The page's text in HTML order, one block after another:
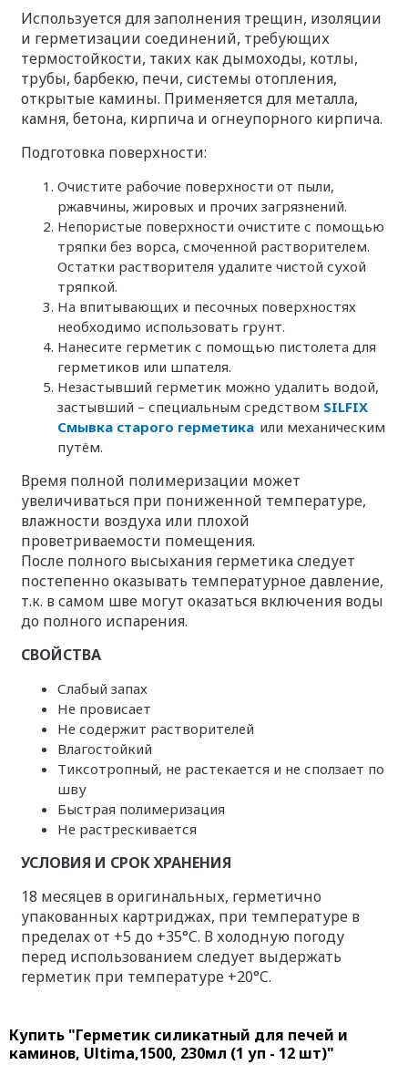
Используется для заполнения трещин, изоляции
и герметизации соединений, требующих
термостойкости, таких как дымоходы, котлы,
трубы, барбекю, печи, системы отопления,
открытые камины. Применяется для металла,
камня, бетона, кирпича и огнеупорного кирпича.
Подготовка поверхности:
Очистите рабочие поверхности от пыли,
ржавчины, жировых и прочих загрязнений.
Непористые поверхности очистите с помощью
тряпки без ворса, смоченной растворителем.
Остатки растворителя удалите чистой сухой
тряпкой.
На впитывающих и песочных поверхностях
необходимо использовать грунт.
Нанесите герметик с помощью пистолета для
герметиков или шпателя.
Незастывший герметик можно удалить водой,
застывший – специальным средством SILFIX
Смывка старого герметика или механическим
путём.
Время полной полимеризации может
увеличиваться при пониженной температуре,
влажности воздуха или плохой
проветриваемости помещения.
После полного высыхания герметика следует
постепенно оказывать температурное давление,
т.к. в самом шве могут оказаться включения воды
до полного испарения.
СВОЙСТВА
Слабый запах
Не провисает
Не содержит растворителей
Влагостойкий
Тиксотропный, не растекается и не сползает по
шву
Быстрая полимеризация
Не растрескивается
УСЛОВИЯ И СРОК ХРАНЕНИЯ
18 месяцев в оригинальных, герметично
упакованных картриджах, при температуре в
пределах от +5 до +35°C. В холодную погоду
перед использованием следует выдержать
герметик при температуре +20°C.
Купить "Герметик силикатный для печей и
каминов, Ultima,1500, 230мл (1 уп - 12 шт)"